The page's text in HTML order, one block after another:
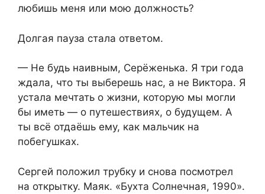
любишь меня или мою должность?
Долгая пауза стала ответом.
— Не будь наивным, Серёженька. Я три года
ждала, что ты выберешь нас, а не Виктора. Я
устала мечтать о жизни, которую мы могли
бы иметь — о путешествиях, о будущем. А
ты всё отдаёшь ему, как мальчик на
побегушках.
Сергей положил трубку и снова посмотрел
на открытку. Маяк. «Бухта Солнечная, 1990».